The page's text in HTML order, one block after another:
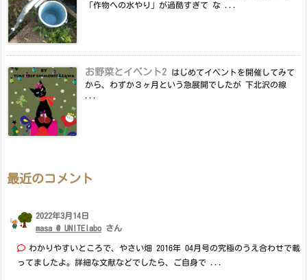
「作物への水やり」が過酷すぎて な ...
お野菜とイベント2
はじめてイベントを開催してみて
から、わずか３ヶ月という急展開でしたが 下北沢の線
...
最近のコメント
2022年3月14日
masa @ UNITElabo さん
わかりやすいところで、やさい畑 2016年 04月号の究極のうえ合わせで載
ってましたよ。詳細な文献などでしたら、ご自身で ...